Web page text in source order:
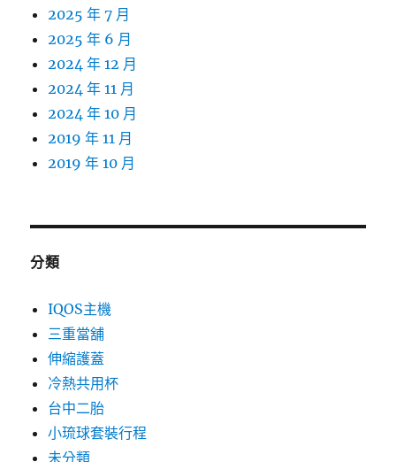
2025 年 7 月
2025 年 6 月
2024 年 12 月
2024 年 11 月
2024 年 10 月
2019 年 11 月
2019 年 10 月
分類
IQOS主機
三重當舖
伸縮護蓋
冷熱共用杯
台中二胎
小琉球套裝行程
未分類